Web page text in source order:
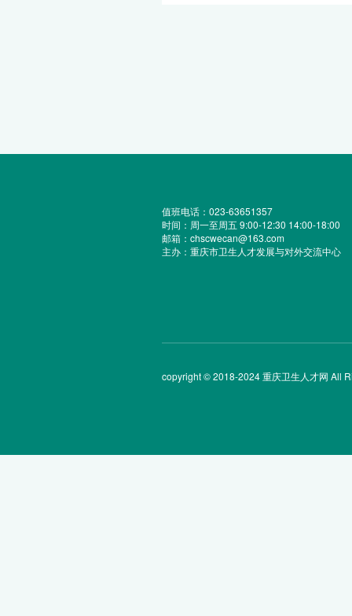
值班电话：023-63651357
时间：周一至周五 9:00-12:30 14:00-18:00
邮箱：chscwecan@163.com
主办：重庆市卫生人才发展与对外交流中心
copyright © 2018-2024 重庆卫生人才网 All